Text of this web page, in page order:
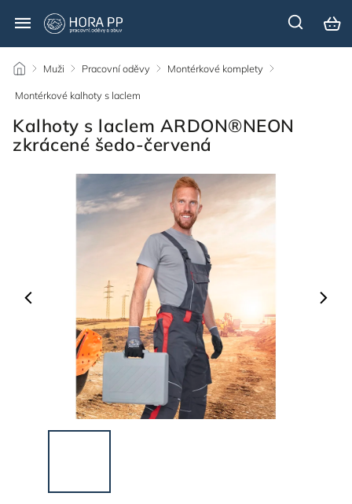
/ Muži / Pracovní oděvy / Montérkové komplety /
Montérkové kalhoty s laclem
Kalhoty s laclem ARDON®NEON
zkrácené šedo-červená